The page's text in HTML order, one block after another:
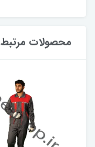
محصولات مرتبط